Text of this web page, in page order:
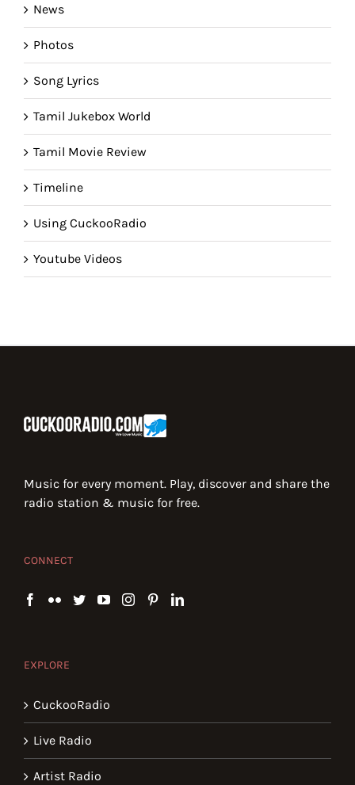
News
Photos
Song Lyrics
Tamil Jukebox World
Tamil Movie Review
Timeline
Using CuckooRadio
Youtube Videos
Music for every moment. Play, discover and share the
radio station & music for free.
CONNECT
EXPLORE
CuckooRadio
Live Radio
Artist Radio